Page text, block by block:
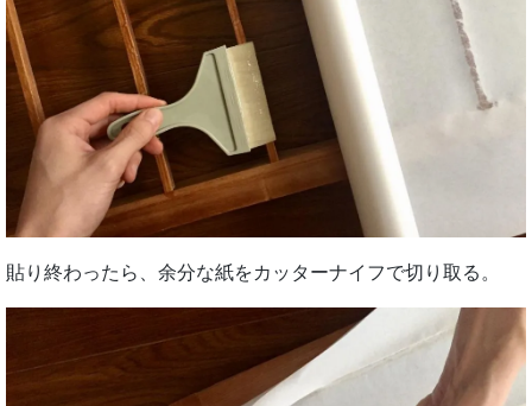
貼り終わったら、余分な紙をカッターナイフで切り取る。